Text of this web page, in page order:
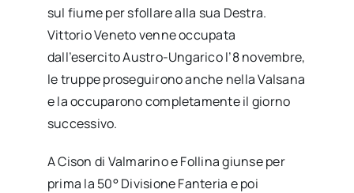
sul fiume per sfollare alla sua Destra.
Vittorio Veneto venne occupata
dall’esercito Austro-Ungarico l’8 novembre,
le truppe proseguirono anche nella Valsana
e la occuparono completamente il giorno
successivo.
A Cison di Valmarino e Follina giunse per
prima la 50° Divisione Fanteria e poi